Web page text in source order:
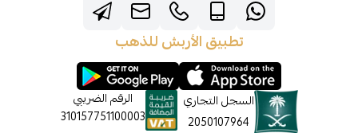
تطبيق الأربش للذهب
السجل التجاري
2050107964
الرقم الضريبي
310157751100003